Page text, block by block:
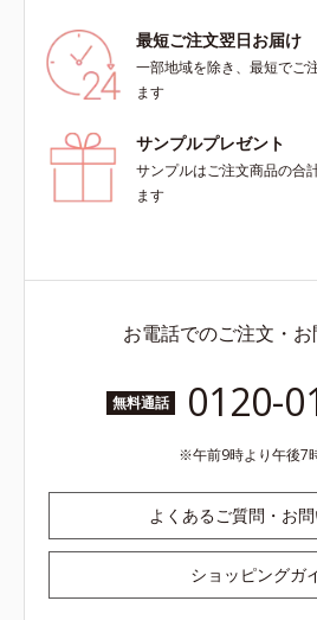
最短ご注文翌日お届け
一部地域を除き、最短でご
ます
サンプルプレゼント
サンプルはご注文商品の合
ます
お電話でのご注文・
無料通話 0120-
午前9時より午後7
よくあるご質問・お
ショッピングガ